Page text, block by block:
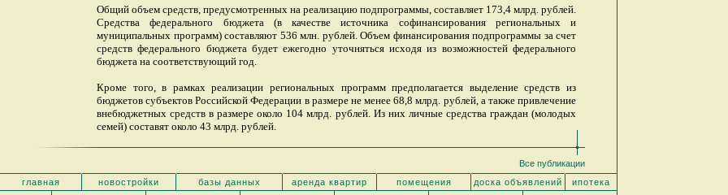
Общий объем средств, предусмотренных на реализацию подпрограммы, составляет 173,4 млрд. рублей.
Средства федерального бюджета (в качестве источника софинансирования региональных и
муниципальных программ) составляют 536 млн. рублей. Объем финансирования подпрограммы за счет
средств федерального бюджета будет ежегодно уточняться исходя из возможностей федерального
бюджета на соответствующий год.
Кроме того, в рамках реализации региональных программ предполагается выделение средств из
бюджетов субъектов Российской Федерации в размере не менее 68,8 млрд. рублей, а также привлечение
внебюджетных средств в размере около 104 млрд. рублей. Из них личные средства граждан (молодых
семей) составят около 43 млрд. рублей.
Все публикации
главная
новостройки базы данных аренда квартир помещения доска объявлений
ипотека